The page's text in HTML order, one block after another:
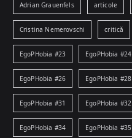
Adrian Grauenfels articole
Cristina Nemerovschi critică
EgoPHobia #23 EgoPHobia #24
EgoPHobia #26 EgoPHobia #28
EgoPHobia #31 EgoPHobia #32
EgoPHobia #34 EgoPHobia #35